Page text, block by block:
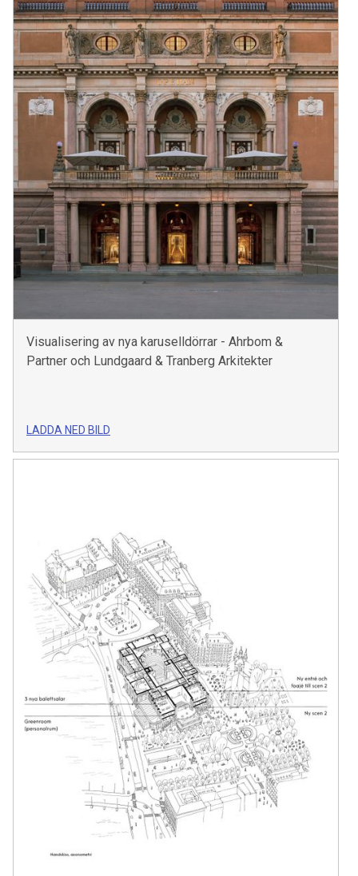
Visualisering av nya karuselldörrar - Ahrbom &
Partner och Lundgaard & Tranberg Arkitekter
LADDA NED BILD